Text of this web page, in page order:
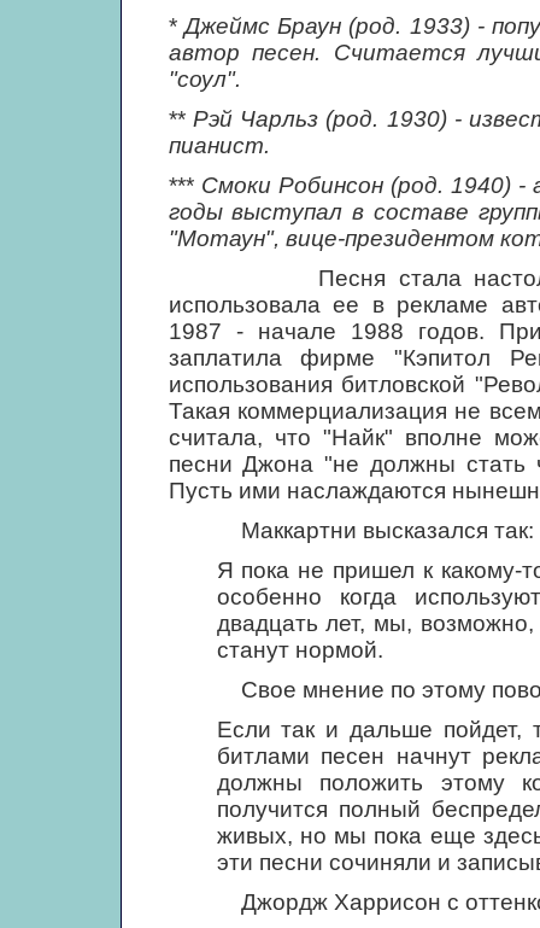
*Джеймс Браун (род. 1933) -
автор песен. Считается
"соул".
** Рэй Чарльз (род. 1930) -
пианист.
*** Смоки Робинсон (род. 1940) -
годы выступал в составе
"Мотаун", вице-президентом
Песня стала настолько
использовала ее в рекламе
1987 - начале 1988 годов.
заплатила фирме "Кэпитол
использования битловской
Такая коммерциализация не
считала, что "Найк" вполне
песни Джона "не должны стать
Пусть ими наслаждаются
Маккартни высказался так:
Я пока не пришел к какому-
особенно когда
двадцать лет, мы,
станут нормой.
Свое мнение по этому
Если так и дальше пойдет,
битлами песен начнут
должны положить этому
получится полный
живых, но мы пока еще
эти песни сочиняли и
Джордж Харрисон с оттенком